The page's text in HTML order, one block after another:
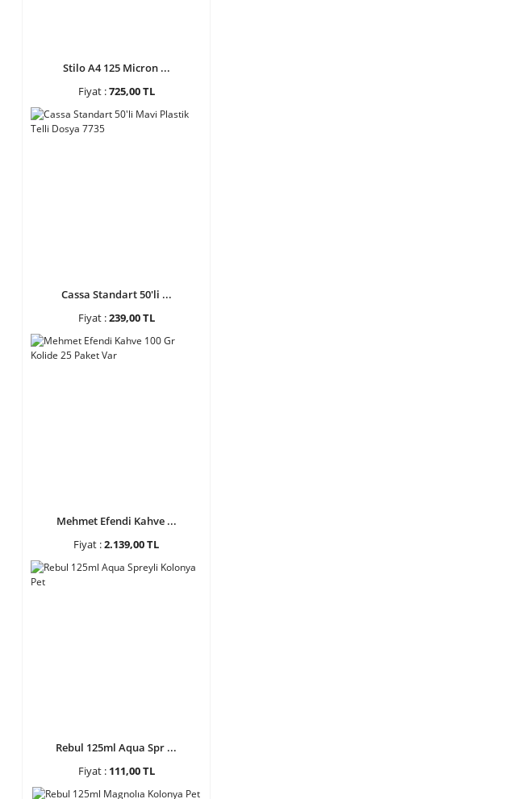
Stilo A4 125 Micron ...
Fiyat :725,00 TL
Cassa Standart 50'li ...
Fiyat :239,00 TL
Mehmet Efendi Kahve ...
Fiyat :2.139,00 TL
Rebul 125ml Aqua Spr ...
Fiyat : 111,00 TL